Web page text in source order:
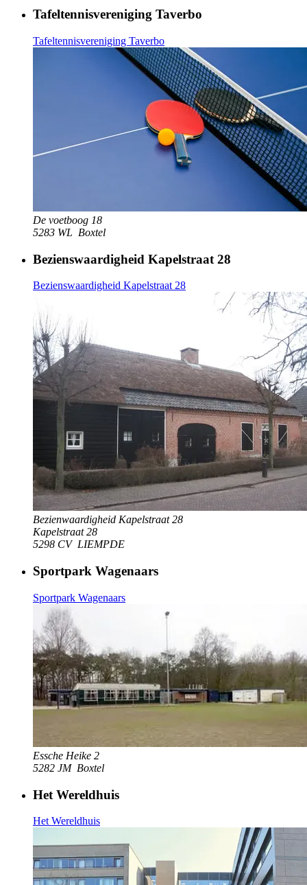
Tafeltennisvereniging Taverbo
Tafeltennisvereniging Taverbo
De voetboog 18
5283 WL Boxtel
Bezienswaardigheid Kapelstraat 28
Bezienswaardigheid Kapelstraat 28
Bezienwaardigheid Kapelstraat 28
Kapelstraat 28
5298 CV LIEMPDE
Sportpark Wagenaars
Sportpark Wagenaars
Essche Heike 2
5282 JM Boxtel
Het Wereldhuis
Het Wereldhuis